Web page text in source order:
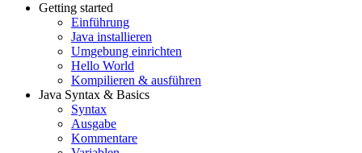
Getting started
Einführung
Java installieren
Umgebung einrichten
Hello World
Kompilieren & ausführen
Java Syntax & Basics
Syntax
Ausgabe
Kommentare